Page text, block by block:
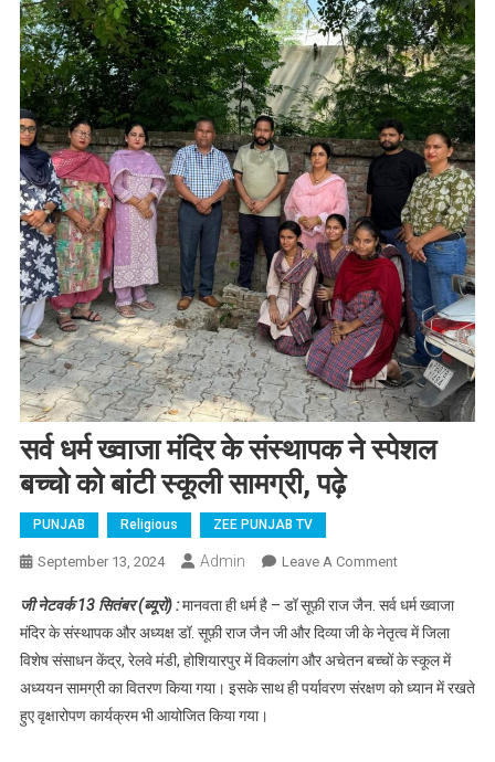
सर्व धर्म ख्वाजा मंदिर के संस्थापक ने स्पेशल
बच्चो को बांटी स्कूली सामग्री, पढ़े
PUNJAB Religious ZEE PUNJAB TV
September 13, 2024 Admin Leave A CommentOn सर्व धर्म ख्वाजा
ने स्पेशल बच्चो को
बांटी स्कूली
सामग्री, पढ़े
जी नेटवर्क 13 सितंबर (ब्यूरो) :मानवता ही धर्म है – डॉ सूफ़ी राज जैन. सर्व धर्म ख्वाजा
मंदिर के संस्थापक और अध्यक्ष डॉ. सूफ़ी राज जैन जी और दिव्या जी के नेतृत्व में जिला
विशेष संसाधन केंद्र, रेलवे मंडी, होशियारपुर में विकलांग और अचेतन बच्चों के स्कूल में
अध्ययन सामग्री का वितरण किया गया। इसके साथ ही पर्यावरण संरक्षण को ध्यान में रखते
हुए वृक्षारोपण कार्यक्रम भी आयोजित किया गया।